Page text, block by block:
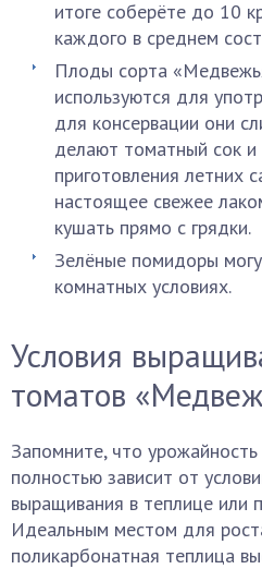
итоге соберёте до 10
каждого в среднем
Плоды сорта
используются для
для консервации они
делают томатный сок
приготовления летних
настоящее свежее
кушать прямо с грядки.
Зелёные помидоры
комнатных условиях.
Условия
томатов
Запомните, что
полностью зависит от
выращивания в теплице или
Идеальным местом для
поликарбонатная теплица